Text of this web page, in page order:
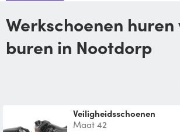
Werkschoenen huren van je
buren in Nootdorp
Veiligheidsschoenen
Maat 42